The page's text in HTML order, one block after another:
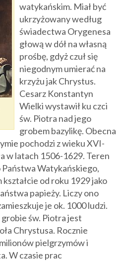
watykańskim. Miał być
ukrzyżowany według
świadectwa Orygenesa
głową w dół na własną
prośbę, gdyż czuł się
niegodnym umierać na
krzyżu jak Chrystus.
Cesarz Konstantyn
Wielki wystawił ku czci
św. Piotra nad jego
grobem bazylikę. Obecna
pochodzi z wieku XVI-
w latach 1506-1629. Teren
Państwa Watykańskiego,
od roku 1929 jako
papieży. Liczy ono
je ok. 1000 ludzi.
św. Piotra jest
Chrystusa. Rocznie
pielgrzymów i
W czasie prac